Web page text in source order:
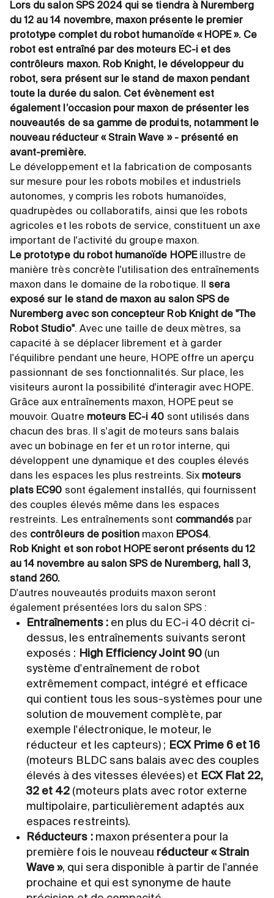
Lors du salon SPS 2024 qui se tiendra à Nuremberg
du 12 au 14 novembre, maxon présente le premier
prototype complet du robot humanoïde « HOPE ». Ce
robot est entraîné par des moteurs EC-i et des
contrôleurs maxon. Rob Knight, le développeur du
robot, sera présent sur le stand de maxon pendant
toute la durée du salon. Cet évènement est
également l’occasion pour maxon de présenter les
nouveautés de sa gamme de produits, notamment le
nouveau réducteur « Strain Wave » - présenté en
avant-première.
Le développement et la fabrication de composants
sur mesure pour les robots mobiles et industriels
autonomes, y compris les robots humanoïdes,
quadrupèdes ou collaboratifs, ainsi que les robots
agricoles et les robots de service, constituent un axe
important de l'activité du groupe maxon.
Le prototype du robot humanoïde HOPEillustre de
manière très concrète l'utilisation des entraînements
maxon dans le domaine de la robotique. Ilsera
exposé sur le stand de maxon au salon SPS de
Nuremberg avec son concepteur Rob Knight de "The
Robot Studio". Avec une taille de deux mètres, sa
capacité à se déplacer librement et à garder
l'équilibre pendant une heure, HOPE offre un aperçu
passionnant de ses fonctionnalités. Sur place, les
visiteurs auront la possibilité d'interagir avec HOPE.
Grâce aux entraînements maxon, HOPE peut se
mouvoir. Quatre moteurs EC-i 40 sont utilisés dans
chacun des bras. Il s'agit de moteurs sans balais
avec un bobinage en fer et un rotor interne, qui
développent une dynamique et des couples élevés
dans les espaces les plus restreints. Six moteurs
plats EC90 sont également installés, qui fournissent
des couples élevés même dans les espaces
restreints. Les entraînements sont commandés par
des contrôleurs de position maxon EPOS4.
Rob Knight et son robot HOPE seront présents du 12
au 14 novembre au salon SPS de Nuremberg, hall 3,
stand 260.
D'autres nouveautés produits maxon seront
également présentées lors du salon SPS :
Entraînements : en plus du EC-i 40 décrit ci-
dessus, les entraînements suivants seront
exposés : High Efficiency Joint 90(un
système d'entraînement de robot
extrêmement compact, intégré et efficace
qui contient tous les sous-systèmes pour une
solution de mouvement complète, par
exemple l'électronique, le moteur, le
réducteur et les capteurs) ; ECX Prime 6 et 16
(moteurs BLDC sans balais avec des couples
élevés à des vitesses élevées) et ECX Flat 22,
32 et 42 (moteurs plats avec rotor externe
multipolaire, particulièrement adaptés aux
espaces restreints).
Réducteurs : maxon présentera pour la
première fois le nouveau réducteur « Strain
Wave », qui sera disponible à partir de l'année
prochaine et qui est synonyme de haute